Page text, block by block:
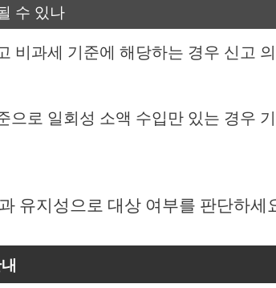
수 있나
비과세 기준에 해당하는 경우 신고
으로 일회성 소액 수입만 있는 경우
과 유지성으로 대상 여부를 판단하세